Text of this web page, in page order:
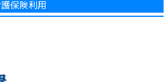
保険利用